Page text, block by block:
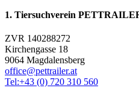
1. Tiersuchverein
ZVR 140288272
Kirchengasse 18
9064 Magdalensberg
office@pettrailer.at
Tel:+43 (0) 720 310 560